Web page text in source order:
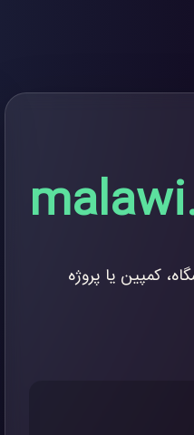
کمپین یا پروژه